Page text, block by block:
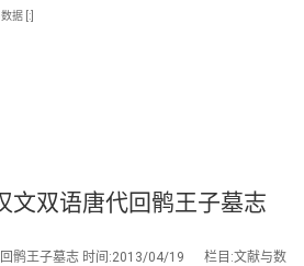
据 [:]
文双语唐代回鹘王子墓志
回鹘王子墓志 时间:2013/04/19 栏目:文献与数